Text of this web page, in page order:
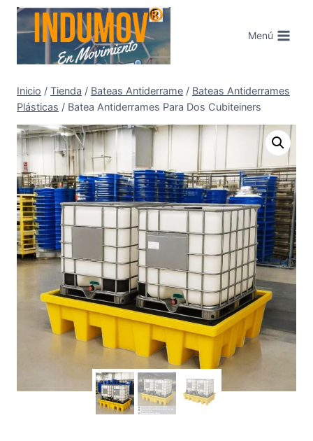
Saltar
contenido
Menú
Inicio / Tienda / Bateas Antiderrame / Bateas Antiderrames
Plásticas / Batea Antiderrames Para Dos Cubiteiners